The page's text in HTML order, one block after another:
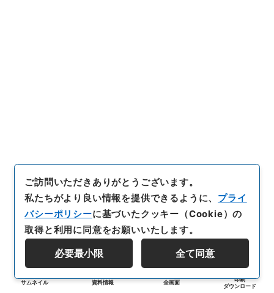
サムネイル 資料情報 全画面
印刷
ダウンロード
ご訪問いただきありがとうございます。
私たちがより良い情報を提供できるように、 プライ
バシーポリシーに基づいたクッキー（Cookie）の
取得と利用に同意をお願いいたします。
必要最小限 全て同意